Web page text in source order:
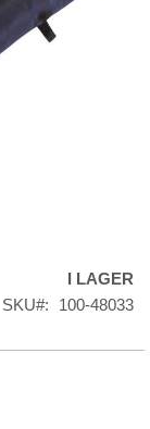
I LAGER
SKU
100-48033